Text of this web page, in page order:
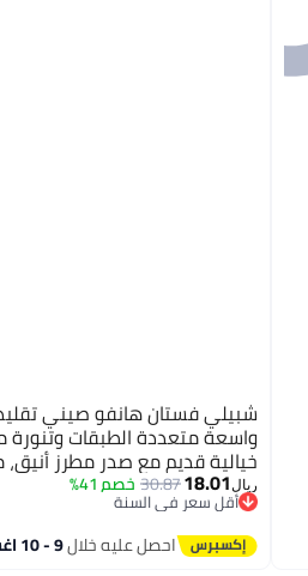
شبيلي فستان هانفو صيني
واسعة متعددة الطبقات وتنورة
خيالية قديم مع صدر مطرز
الثقافية والعروض المدرسية
ريال18.01
30.87خصم 41%
أقل سعر في السنة
أقل سعر في السنة
احصل عليه خلال9 - 10 اغسطس